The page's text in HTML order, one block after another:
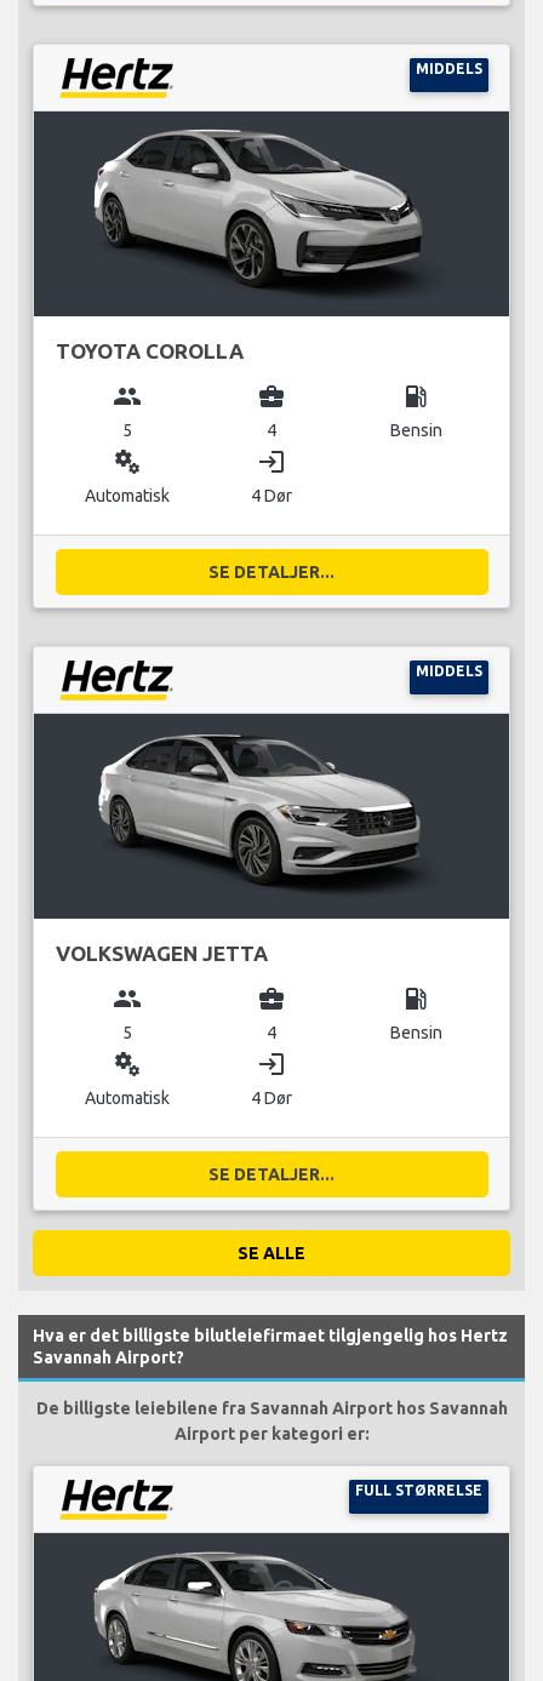
MIDDELS
TOYOTA COROLLA
group
5
business_center
4
local_gas_station
Bensin
miscellaneous_services
Automatisk
login
4 Dør
SE DETALJER...
MIDDELS
VOLKSWAGEN JETTA
group
5
business_center
4
local_gas_station
Bensin
miscellaneous_services
Automatisk
login
4 Dør
SE DETALJER...
SE ALLE
Hva er det billigste bilutleiefirmaet tilgjengelig hos Hertz
Savannah Airport?
De billigste leiebilene fra Savannah Airport hos Savannah
Airport per kategori er:
FULL STØRRELSE